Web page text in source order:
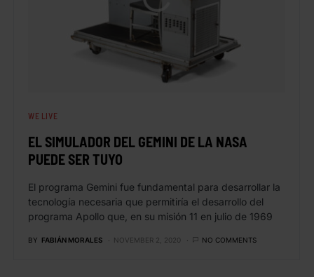
WE LIVE
EL SIMULADOR DEL GEMINI DE LA NASA
PUEDE SER TUYO
El programa Gemini fue fundamental para desarrollar la
tecnología necesaria que permitiría el desarrollo del
programa Apollo que, en su misión 11 en julio de 1969
BY FABIÁN MORALES NOVEMBER 2, 2020 NO COMMENTS